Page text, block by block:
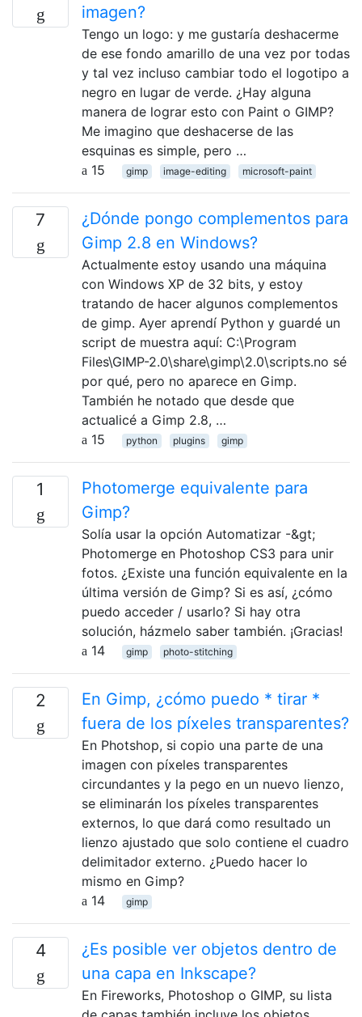
imagen?
Tengo un logo: y me gustaría deshacerme
de ese fondo amarillo de una vez por todas
y tal vez incluso cambiar todo el logotipo a
negro en lugar de verde. ¿Hay alguna
manera de lograr esto con Paint o GIMP?
Me imagino que deshacerse de las
esquinas es simple, pero …
15
gimp image-editing microsoft-paint
7
¿Dónde pongo complementos para
Gimp 2.8 en Windows?
Actualmente estoy usando una máquina
con Windows XP de 32 bits, y estoy
tratando de hacer algunos complementos
de gimp. Ayer aprendí Python y guardé un
script de muestra aquí: C:\Program
Files\GIMP-2.0\share\gimp\2.0\scripts.no sé
por qué, pero no aparece en Gimp.
También he notado que desde que
actualicé a Gimp 2.8, …
15
python plugins gimp
1
Photomerge equivalente para
Gimp?
Solía ​​usar la opción Automatizar -&gt;
Photomerge en Photoshop CS3 para unir
fotos. ¿Existe una función equivalente en la
última versión de Gimp? Si es así, ¿cómo
puedo acceder / usarlo? Si hay otra
solución, házmelo saber también. ¡Gracias!
14
gimp photo-stitching
2
En Gimp, ¿cómo puedo * tirar *
fuera de los píxeles transparentes?
En Photshop, si copio una parte de una
imagen con píxeles transparentes
circundantes y la pego en un nuevo lienzo,
se eliminarán los píxeles transparentes
externos, lo que dará como resultado un
lienzo ajustado que solo contiene el cuadro
delimitador externo. ¿Puedo hacer lo
mismo en Gimp?
14
gimp
4
¿Es posible ver objetos dentro de
una capa en Inkscape?
En Fireworks, Photoshop o GIMP, su lista